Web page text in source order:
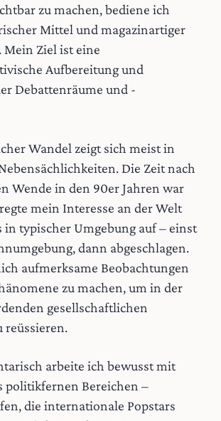
zu machen, bediene ich
Mittel und magazinartiger
Mein Ziel ist eine
Aufbereitung und
Debattenräume und -
Wandel zeigt sich meist in
Die Zeit nach
Wende in den 90er Jahren war
mein Interesse an der Welt
in typischer Umgebung auf – einst
dann abgeschlagen.
aufmerksame Beobachtungen
zu machen, um in der
gesellschaftlichen
reüssieren.
arbeite ich bewusst mit
politikfernen Bereichen –
die internationale Popstars